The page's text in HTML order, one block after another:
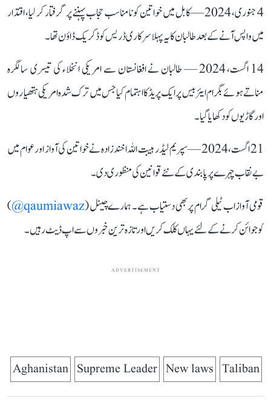
4 جنوری، 2024 —کابل میں خواتین کو نامناسب حجاب پہننے پر گرفتار کر لیا، اقتدار
میں واپس آنے کے بعد طالبان کا یہ پہلا سرکاری ڈریس کوڈ کریک ڈاؤن تھا۔
14 اگست، 2024 — طالبان نے افغانستان سے امریکی انخلاء کی تیسری سالگرہ
مناتے ہوئے بگرام ایئر بیس پر ایک پریڈ کا اہتمام کیا جس میں ترک شدہ امریکی ہتھیاروں
اور گاڑیوں کو دکھایا گیا۔
21 اگست، 2024 — سپریم لیڈر ہیبت اللہ اخندزادہ نے خواتین کی آواز اور عوام میں
بے نقاب چہرے پر پابندی کے نئے قوانین کی منظوری دی۔
قومی آواز اب ٹیلی گرام پر بھی دستیاب ہے۔ ہمارے چینل (qaumiawaz@
)
کو جوائن کرنے کے لئے یہاں کلک کریں اور تازہ ترین خبروں سے اپ ڈیٹ رہیں۔
ADVERTISEMENT
Taliban
New laws
Supreme Leader
Aghanistan